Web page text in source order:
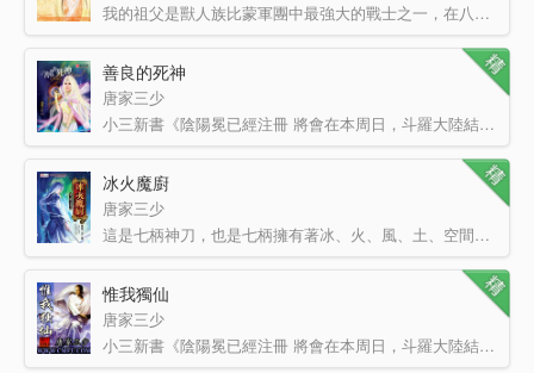
我的祖父是獸人族比蒙軍團中最強大的戰士之一，在八九十年前曾經徒手殺死過一條龍，從而得到了獸人第一勇士…
善良的死神
唐家三少
小三新書《陰陽冕已經注冊 將會在本周日，斗羅大陸結束的同時開始上傳更新，麻煩大家先收藏、推薦一下，…
冰火魔廚
唐家三少
這是七柄神刀，也是七柄擁有著冰、火、風、土、空間、光明、黑暗的魔法杖。最重要的，它們還是主角的——菜…
惟我獨仙
唐家三少
小三新書《陰陽冕已經注冊 將會在本周日，斗羅大陸結束的同時開始上傳更新，麻煩大家先收藏、推薦一下，謝…